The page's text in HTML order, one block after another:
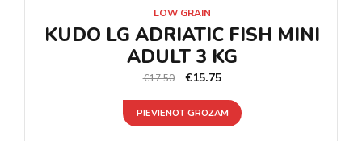
LOW GRAIN
KUDO LG ADRIATIC FISH MINI
ADULT 3 KG
€17.50 €15.75
PIEVIENOT GROZAM